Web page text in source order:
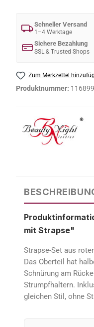
Schneller Versand
1–4 Werktage
Sichere Bezahlung
SSL & Trusted Shops
Zum Merkzettel
Produktnummer:
mit Strapse"
Strapse-Set aus
Das Oberteil hat
Schnürung am
Strumpfhaltern.
gleichen Stil, ohne